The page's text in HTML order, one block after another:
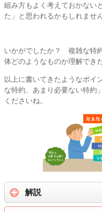
組み方もよく考えておかない
た」と思われるかもしれません
いかがでしたか？ 複雑な特
体どのようなものか理解でき
以上に書いてきたようなポイ
な特約、あまり必要ない特約
くださいね。
解説